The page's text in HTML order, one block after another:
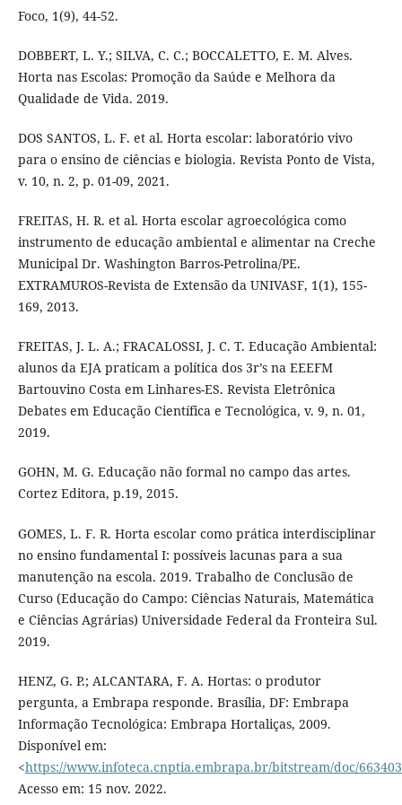
Foco, 1(9), 44-52.
DOBBERT, L. Y.; SILVA, C. C.; BOCCALETTO, E. M. Alves.
Horta nas Escolas: Promoção da Saúde e Melhora da
Qualidade de Vida. 2019.
DOS SANTOS, L. F. et al. Horta escolar: laboratório vivo
para o ensino de ciências e biologia. Revista Ponto de Vista,
v. 10, n. 2, p. 01-09, 2021.
FREITAS, H. R. et al. Horta escolar agroecológica como
instrumento de educação ambiental e alimentar na Creche
Municipal Dr. Washington Barros-Petrolina/PE.
EXTRAMUROS-Revista de Extensão da UNIVASF, 1(1), 155-
169, 2013.
FREITAS, J. L. A.; FRACALOSSI, J. C. T. Educação Ambiental:
alunos da EJA praticam a política dos 3r’s na EEEFM
Bartouvino Costa em Linhares-ES. Revista Eletrônica
Debates em Educação Científica e Tecnológica, v. 9, n. 01,
2019.
GOHN, M. G. Educação não formal no campo das artes.
Cortez Editora, p.19, 2015.
GOMES, L. F. R. Horta escolar como prática interdisciplinar
no ensino fundamental I: possíveis lacunas para a sua
manutenção na escola. 2019. Trabalho de Conclusão de
Curso (Educação do Campo: Ciências Naturais, Matemática
e Ciências Agrárias) Universidade Federal da Fronteira Sul.
2019.
HENZ, G. P.; ALCANTARA, F. A. Hortas: o produtor
pergunta, a Embrapa responde. Brasília, DF: Embrapa
Informação Tecnológica: Embrapa Hortaliças, 2009.
Disponível em:
<https://www.infoteca.cnptia.embrapa.br/bitstream/doc/
Acesso em: 15 nov. 2022.